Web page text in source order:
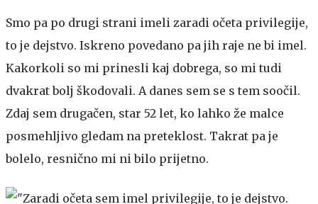
Smo pa po drugi strani imeli zaradi očeta privilegije,
to je dejstvo. Iskreno povedano pa jih raje ne bi imel.
Kakorkoli so mi prinesli kaj dobrega, so mi tudi
dvakrat bolj škodovali. A danes sem se s tem soočil.
Zdaj sem drugačen, star 52 let, ko lahko že malce
posmehljivo gledam na preteklost. Takrat pa je
bolelo, resnično mi ni bilo prijetno.